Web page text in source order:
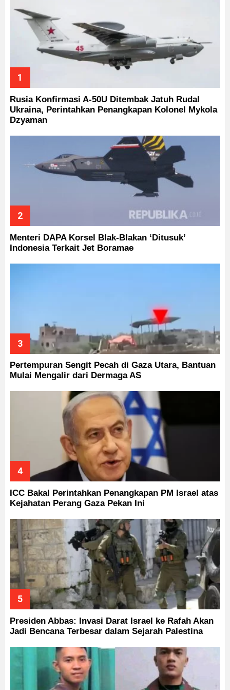
Rusia Konfirmasi A-50U Ditembak Jatuh Rudal
Ukraina, Perintahkan Penangkapan Kolonel Mykola
Dzyaman
Menteri DAPA Korsel Blak-Blakan ‘Ditusuk’
Indonesia Terkait Jet Boramae
Pertempuran Sengit Pecah di Gaza Utara, Bantuan
Mulai Mengalir dari Dermaga AS
ICC Bakal Perintahkan Penangkapan PM Israel atas
Kejahatan Perang Gaza Pekan Ini
Presiden Abbas: Invasi Darat Israel ke Rafah Akan
Jadi Bencana Terbesar dalam Sejarah Palestina